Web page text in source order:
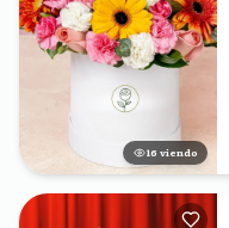
16 viendo